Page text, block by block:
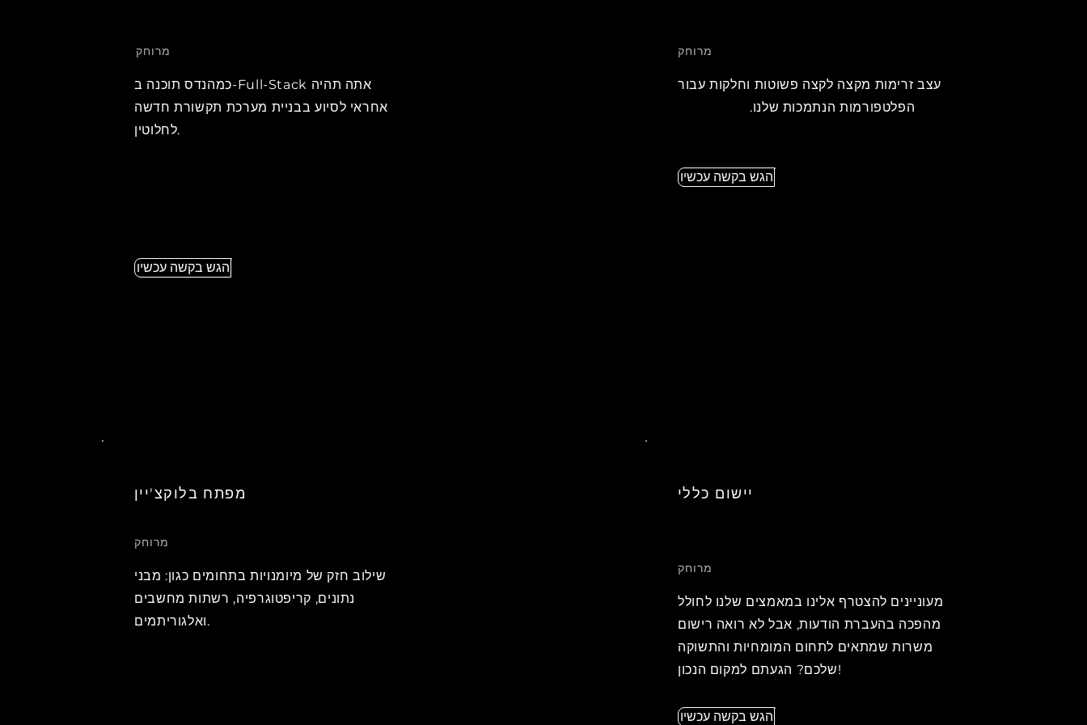
מרוחק
כמהנדס תוכנה ב-Full-Stack אתה תהיה
אחראי לסיוע בבניית מערכת תקשורת חדשה
לחלוטין.
הגש בקשה עכשיו
מרוחק
עצב זרימות מקצה לקצה פשוטות וחלקות עבור
הפלטפורמות הנתמכות שלנו.
הגש בקשה עכשיו
מפתח בלוקצ'יין
מרוחק
שילוב חזק של מיומנויות בתחומים כגון: מבני
נתונים, קריפטוגרפיה, רשתות מחשבים
ואלגוריתמים.
יישום כללי
מרוחק
מעוניינים להצטרף אלינו במאמצים שלנו לחולל
מהפכה בהעברת הודעות, אבל לא רואה רישום
משרות שמתאים לתחום המומחיות והתשוקה
שלכם? הגעתם למקום הנכון!
הגש בקשה עכשיו